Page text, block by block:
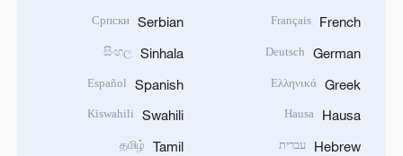
French
Français
German
Deutsch
Greek
Ελληνικά
Hausa
Hausa
Hebrew עברית
Serbian
Српски
Sinhala
සිංහල
Spanish
Español
Swahili
Kiswahili
Tamil
தமிழ்